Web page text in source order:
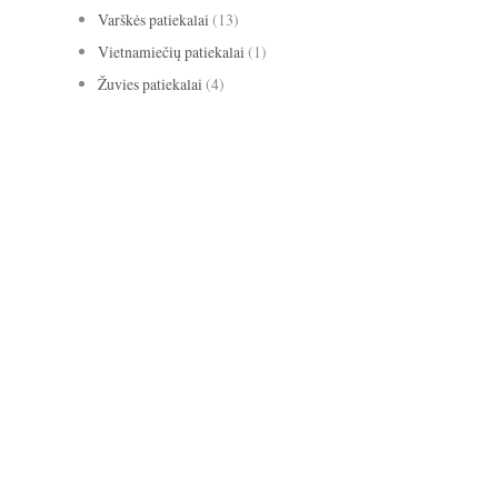
Varškės patiekalai (13)
Vietnamiečių patiekalai (1)
Žuvies patiekalai (4)